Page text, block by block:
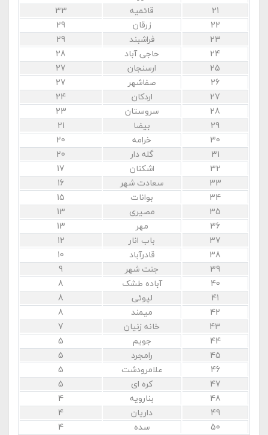
21
قائمیه
33
22
زرقان
29
23
فراشبند
29
24
حاجی آباد
28
25
ارسنجان
27
26
صفاشهر
27
27
اردکان
24
28
سروستان
23
29
بیضا
21
30
خرامه
20
31
گله دار
20
32
اشکنان
17
33
سعادت شهر
16
34
بوانات
15
35
مصیری
13
36
مهر
13
37
باب انار
12
38
قادرآباد
10
39
جنت شهر
9
40
آباده طشک
8
41
لپوئی
8
42
میمند
8
43
خانه زنیان
7
44
جویم
5
45
رامجرد
5
46
علامرودشت
5
47
کره ای
5
48
بنارویه
4
49
داریان
4
50
سده
4